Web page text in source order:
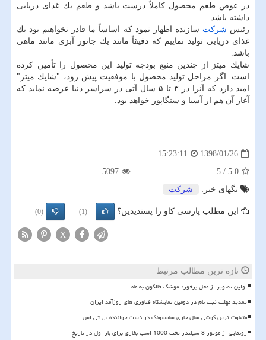
در عوض طعم محصول كاملاً درست باشد و طعم یك غذای دریایی
داشته باشد.
رئیس شركت سازنده اظهار نمود كه اساساً ما قادر نخواهیم بود یك
غذای دریایی تولید نماییم كه دقیقاً مانند یك جانور آبزی مانند ماهی
باشد.
شایك میتز از چندین منبع بودجه تولید این محصول را تأمین كرده
است. اگر مراحل تولید محصول با موفقیت پیش رود، "شایك میتز"
امید دارد كه آنرا در ۳ تا ۵ سال آتی در سراسر دنیا عرضه نماید كه
آغاز آن هم از آسیا و سنگاپور خواهد بود.
1398/01/26
15:23:11
5.0
/ 5
5097
تگهای خبر:
شركت
این مطلب پارسی کاو را پسندیدین؟ (1)
(0)
X
تازه ترین مطالب مرتبط
اولین تصویر از محل برخورد موشک فالکون به ماه
تمدید مهلت ثبت نام در دومین نمایشگاه فناوری های روزآمد ایران
متفاوت ترین گوشی سال جاری سامسونگ در دست خواننده بی تی اس
رونمایی از موتور 8 سیلندر تخت 1000 اسب بخاری برای بار اول در تاریخ